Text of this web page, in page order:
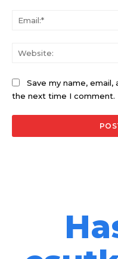
Save my name,
the next time I comment.